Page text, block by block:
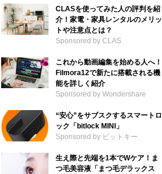
CLASを使ってみた人の評判を紹
介！家電・家具レンタルのメリッ
トや注意点とは？
Sponsored by CLAS
これから動画編集を始める人へ！
Filmora12で新たに搭載される機
能を詳しく紹介
Sponsored by Wondershare
“安心”をサブスクするスマートロ
ック「bitlock MINI」
Sponsored by ビットキー
生え際と先端を1本でWケア！ま
つ毛美容液「まつ毛デラックス